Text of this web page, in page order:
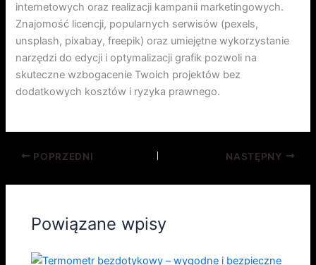
internetowych oraz realizacji kampanii marketingowych.
Znajomość licencji, popularnych serwisów (pexels,
unsplash, pixabay, freepik) oraz umiejętne wykorzystanie
narzędzi do edycji i optymalizacji grafik pozwoli na
skuteczne wzbogacenie Twoich projektów bez
dodatkowych kosztów i ryzyka prawnego.
POPRZEDNI NASTĘPNY
Powiązane wpisy